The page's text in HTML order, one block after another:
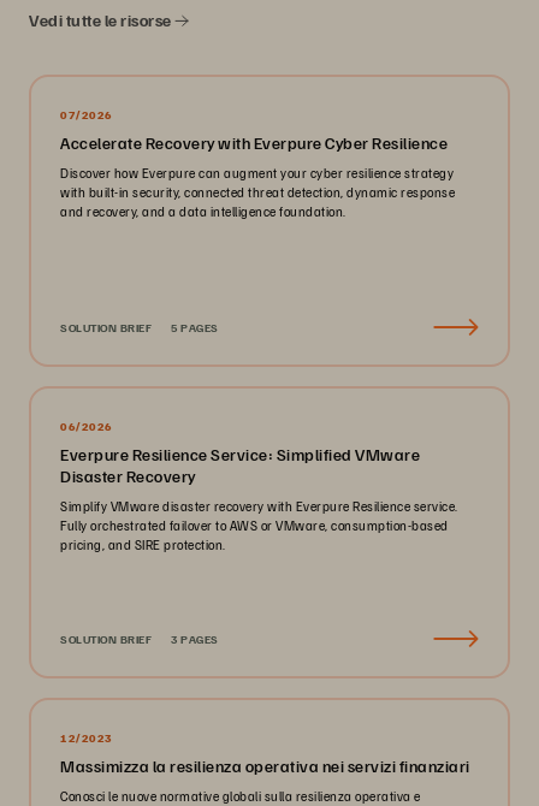
Vedi tutte le risorse
07/2026
Accelerate Recovery with Everpure Cyber Resilience
Discover how Everpure can augment your cyber resilience strategy
with built-in security, connected threat detection, dynamic response
and recovery, and a data intelligence foundation.
SOLUTION BRIEF 5 PAGES
06/2026
Everpure Resilience Service: Simplified VMware
Disaster Recovery
Simplify VMware disaster recovery with Everpure Resilience service.
Fully orchestrated failover to AWS or VMware, consumption-based
pricing, and SIRE protection.
SOLUTION BRIEF 3 PAGES
12/2023
Massimizza la resilienza operativa nei servizi finanziari
Conosci le nuove normative globali sulla resilienza operativa e